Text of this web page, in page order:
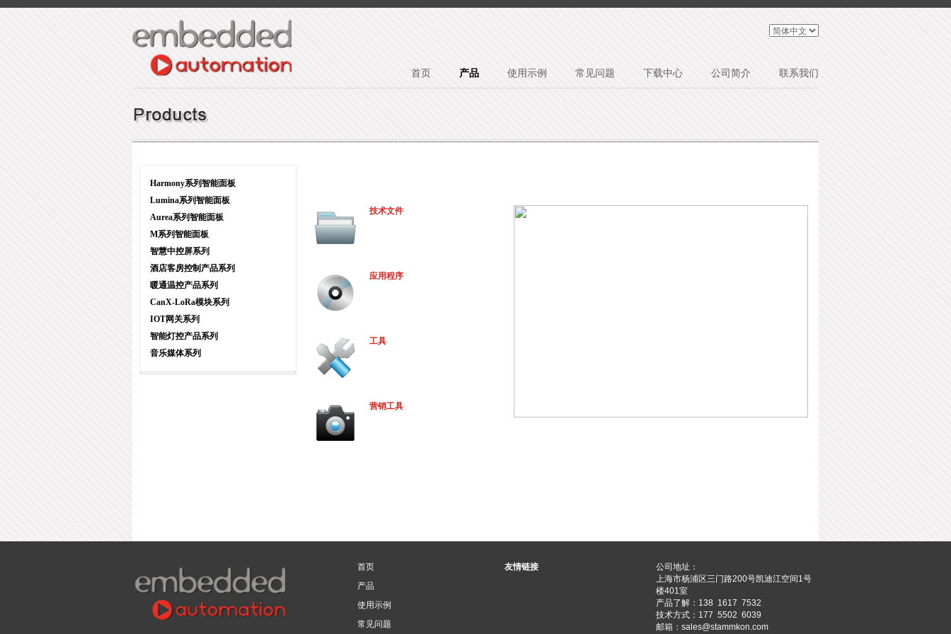
首页 产品 使用示例 常见问题 下载中心 公司简介 联系我们
Harmony系列智能面板
Lumina系列智能面板
Aurea系列智能面板
M系列智能面板
智慧中控屏系列
酒店客房控制产品系列
暖通温控产品系列
CanX-LoRa模块系列
IOT网关系列
智能灯控产品系列
音乐媒体系列
技术文件
应用程序
工具
营销工具
首页
产品
使用示例
常见问题
友情链接
公司地址：
上海市杨浦区三门路200号凯迪江空间1号
楼401室
产品了解：138 1617 7532
技术方式：177 5502 6039
邮箱：sales@stammkon.com